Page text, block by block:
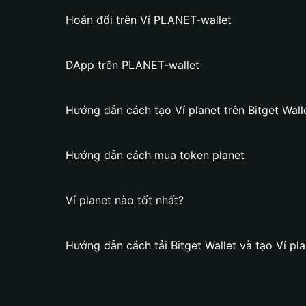
Hoán đổi trên Ví PLANET-wallet
DApp trên PLANET-wallet
Hướng dẫn cách tạo Ví planet trên Bitget
Hướng dẫn cách mua token planet
Ví planet nào tốt nhất?
Hướng dẫn cách tải Bitget Wallet và tạo Ví